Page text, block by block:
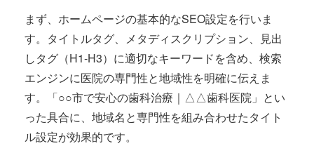
まず、ホームページの基本的なSEO設定を行いま
す。タイトルタグ、メタディスクリプション、見出
しタグ（H1-H3）に適切なキーワードを含め、検索
エンジンに医院の専門性と地域性を明確に伝えま
す。「○○市で安心の歯科治療｜△△歯科医院」とい
った具合に、地域名と専門性を組み合わせたタイト
ル設定が効果的です。